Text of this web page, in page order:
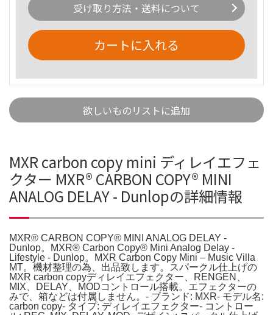
受け取り方法・送料について
カートに入れる
欲しいものリストに追加
MXR carbon copy mini ディレイエフェ
クター MXR® CARBON COPY® MINI
ANALOG DELAY - Dunlopの詳細情報
MXR® CARBON COPY® MINI ANALOG DELAY -
Dunlop。MXR® Carbon Copy® Mini Analog Delay -
Lifestyle - Dunlop。MXR Carbon Copy Mini – Music Villa
MT。機材整理の為、出品致します。スパークル仕上げの
MXR carbon copyディレイエフェクター、RENGEN、
MIX、DELAY、MODコントロール搭載。エフェクターの
みで、箱などは付属しません。- ブランド: MXR- モデル名:
carbon copy- タイプ: ディレイエフェクター- コントロー